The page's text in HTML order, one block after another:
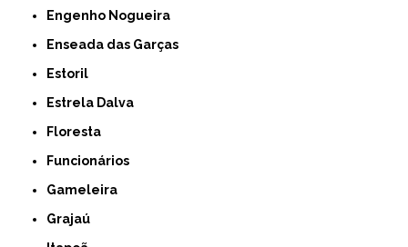
Engenho Nogueira
Enseada das Garças
Estoril
Estrela Dalva
Floresta
Funcionários
Gameleira
Grajaú